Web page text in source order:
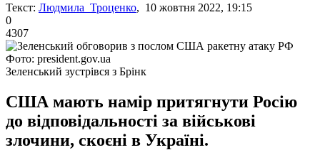
Текст: Людмила Троценко, 10 жовтня 2022, 19:15
0
4307
Фото: president.gov.ua
Зеленський зустрівся з Брінк
США мають намір притягнути Росію
до відповідальності за військові
злочини, скоєні в Україні.